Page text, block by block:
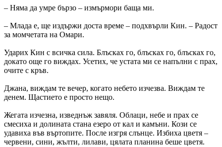
– Няма да умре бързо – измърмори баща ми.
– Млада е, ще издържи доста време – подхвърли Кин. – Радост
за момчетата на Омари.
Ударих Кин с всичка сила. Блъсках го, блъсках го, блъсках го,
докато още го виждах. Усетих, че устата ми се напълни с прах,
очите с кръв.
Джана, виждам те вечер, когато небето изчезва. Виждам те
денем. Щастието е просто нещо.
Жегата изчезна, изведнъж завяля. Облаци, небе и прах се
смесиха и долината стана езеро от кал и камъни. Кози се
удавиха във въртопите. После изгря слънце. Избиха цветя –
червени, сини, жълти, лилави, цялата планина беше цветя.